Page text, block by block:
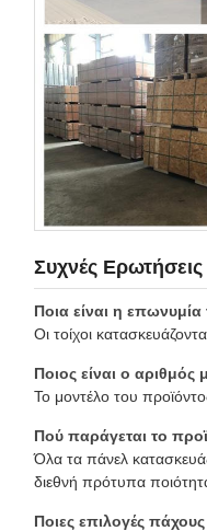
Συχνές Ερωτήσεις
Ποια είναι η επωνυμία
Οι τοίχοι
Ποιος είναι ο αριθμός
Το μοντέλο του
Πού παράγεται το
Όλα τα πάνελ
διεθνή πρότυπα
Ποιες επιλογές πάχους